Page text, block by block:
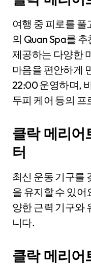
여행 중 피로를 풀
의 Quan Spa를
제공하는 다양한
마음을 편안하게
22:00 운영하며,
두피 케어 등의
클락 메리어
터
최신 운동 기구를
을 유지할 수 있어
양한 근력 기구와
니다.
클락 메리어